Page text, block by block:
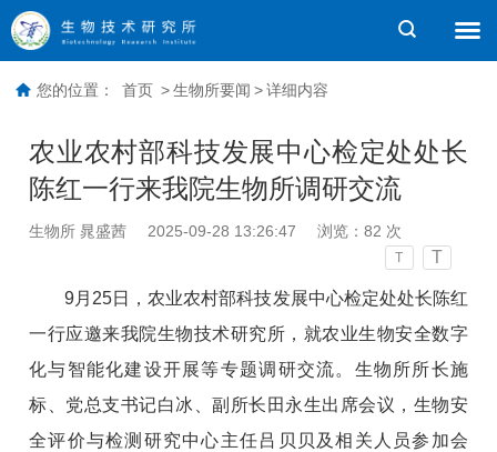
您的位置： 首页 > 生物所要闻 > 详细内容
农业农村部科技发展中心检定处处长
陈红一行来我院生物所调研交流
生物所 晁盛茜 2025-09-28 13:26:47 浏览：82 次
T T
9月25日，农业农村部科技发展中心检定处处长陈红
一行应邀来我院生物技术研究所，就农业生物安全数字
化与智能化建设开展等专题调研交流。生物所所长施
标、党总支书记白冰、副所长田永生出席会议，生物安
全评价与检测研究中心主任吕贝贝及相关人员参加会